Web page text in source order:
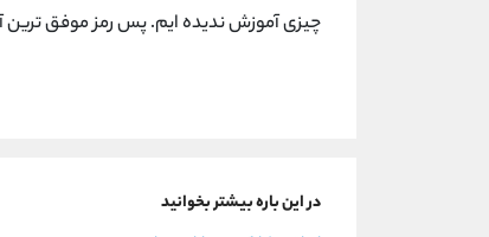
چیزی آموزش ندیده ایم. پس رمز موفق ترین
در این باره بیشتر بخوانید